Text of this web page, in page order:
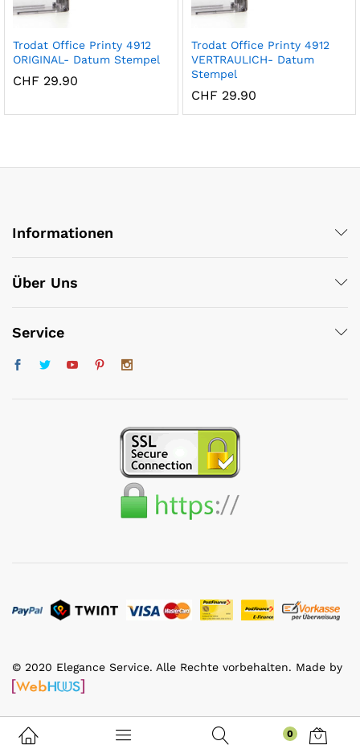
Trodat Office Printy 4912
ORIGINAL- Datum Stempel
CHF 29.90
Trodat Office Printy 4912
VERTRAULICH- Datum
Stempel
CHF 29.90
Informationen
Über Uns
Service
© 2020 Elegance Service. Alle Rechte vorbehalten. Made by
0